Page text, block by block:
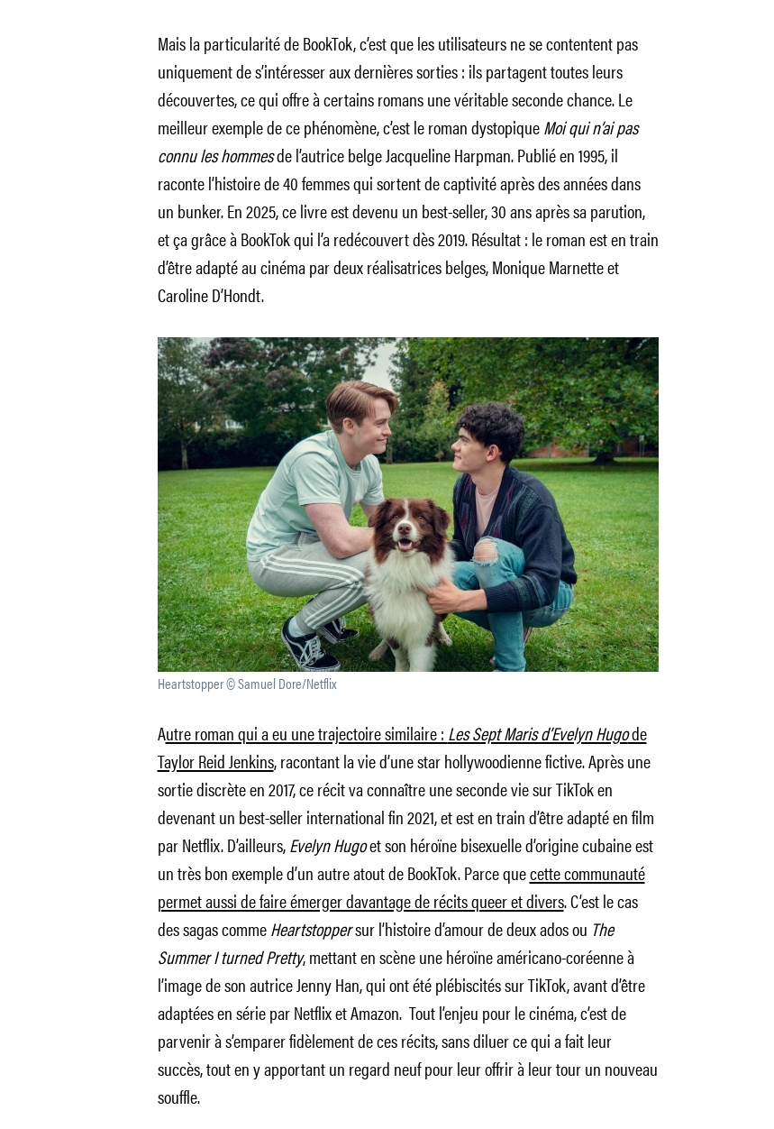
Mais la particularité de BookTok, c’est que les utilisateurs ne se contentent pas
uniquement de s’intéresser aux dernières sorties : ils partagent toutes leurs
découvertes, ce qui offre à certains romans une véritable seconde chance. Le
meilleur exemple de ce phénomène, c’est le roman dystopiqueMoi qui n’ai pas
connu les hommesde l’autrice belge Jacqueline Harpman. Publié en 1995, il
raconte l’histoire de 40 femmes qui sortent de captivité après des années dans
un bunker. En 2025, ce livre est devenu un best-seller, 30 ans après sa parution,
et ça grâce à BookTok qui l’a redécouvert dès 2019. Résultat : le roman est en train
d’être adapté au cinéma par deux réalisatrices belges, Monique Marnette et
Caroline D’Hondt.
Heartstopper © Samuel Dore/Netflix
Autre roman qui a eu une trajectoire similaire : Les Sept Maris d’Evelyn Hugode
Taylor Reid Jenkins, racontant la vie d’une star hollywoodienne fictive. Après une
sortie discrète en 2017, ce récit va connaître une seconde vie sur TikTok en
devenant un best-seller international fin 2021, et est en train d’être adapté en film
par Netflix. D’ailleurs,Evelyn Hugoet son héroïne bisexuelle d’origine cubaine est
un très bon exemple d’un autre atout de BookTok. Parce quecette communauté
permet aussi de faire émerger davantage de récits queer et divers. C’est le cas
des sagas commeHeartstoppersur l’histoire d’amour de deux ados ou The
Summer I turned Pretty, mettant en scène une héroïne américano-coréenne à
l’image de son autrice Jenny Han, qui ont été plébiscités sur TikTok, avant d’être
adaptées en série par Netflix et Amazon. Tout l’enjeu pour le cinéma, c’est de
parvenir à s’emparer fidèlement de ces récits, sans diluer ce qui a fait leur
succès, tout en y apportant un regard neuf pour leur offrir à leur tour un nouveau
souffle.